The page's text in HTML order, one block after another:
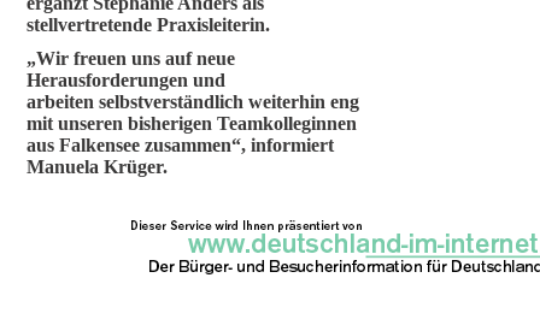
stellvertretende Praxisleiterin.
„Wir freuen uns auf neue
Herausforderungen und
arbeiten selbstverständlich weiterhin eng
mit unseren bisherigen Teamkolleginnen
aus Falkensee zusammen“, informiert
Manuela Krüger.